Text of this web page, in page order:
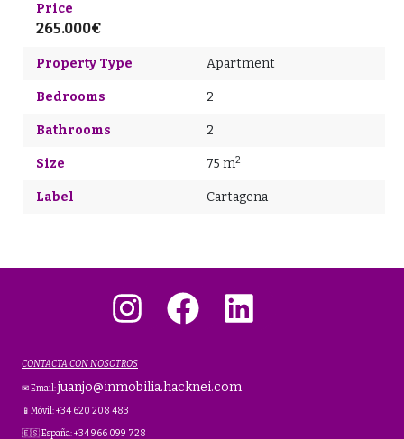
Price
265.000€
Property Type Apartment
Bedrooms 2
Bathrooms 2
Size 75 m2
Label Cartagena
InstagramFacebook LinkedIn
CONTACTA CON NOSOTROS
✉ Email:juanjo@inmobilia.hacknei.com
📱Móvil: +34 620 208 483
🇪🇸 España: +34 966 099 728